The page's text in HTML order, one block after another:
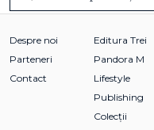
Despre noi
Parteneri
Contact
Editura Trei
Pandora M
Lifestyle
Publishing
Colecții